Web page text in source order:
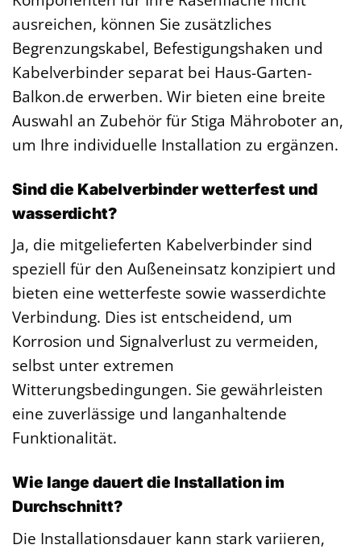
ausreichen, können Sie zusätzliches
Begrenzungskabel, Befestigungshaken und
Kabelverbinder separat bei Haus-Garten-
Balkon.de erwerben. Wir bieten eine breite
Auswahl an Zubehör für Stiga Mähroboter an,
um Ihre individuelle Installation zu ergänzen.
Sind die Kabelverbinder wetterfest und
wasserdicht?
Ja, die mitgelieferten Kabelverbinder sind
speziell für den Außeneinsatz konzipiert und
bieten eine wetterfeste sowie wasserdichte
Verbindung. Dies ist entscheidend, um
Korrosion und Signalverlust zu vermeiden,
selbst unter extremen
Witterungsbedingungen. Sie gewährleisten
eine zuverlässige und langanhaltende
Funktionalität.
Wie lange dauert die Installation im
Durchschnitt?
Die Installationsdauer kann stark variieren,